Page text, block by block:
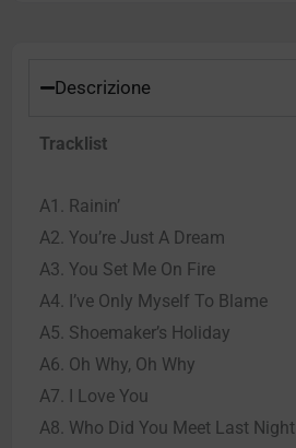
Descrizione
Tracklist
A1. Rainin’
A2. You’re Just A Dream
A3. You Set Me On Fire
A4. I’ve Only Myself To Blame
A5. Shoemaker’s Holiday
A6. Oh Why, Oh Why
A7. I Love You
A8. Who Did You Meet Last Night